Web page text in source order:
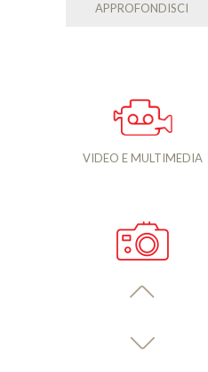
APPROFONDISCI
VIDEO E MULTIMEDIA